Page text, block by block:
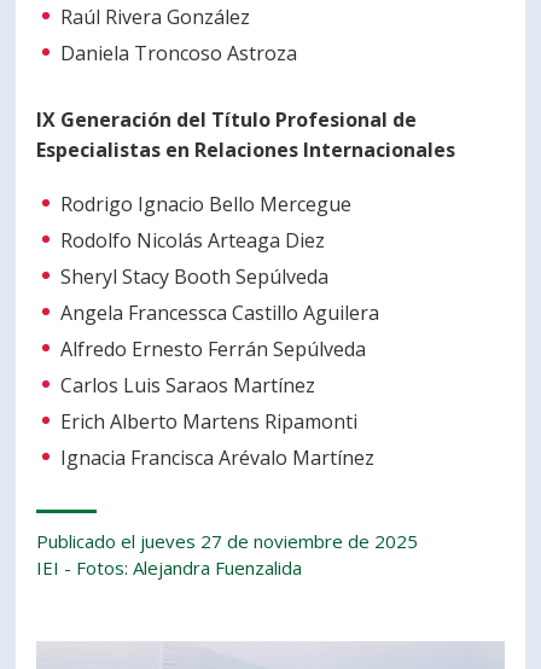
Raúl Rivera González
Daniela Troncoso Astroza
IX Generación del Título Profesional de
Especialistas en Relaciones Internacionales
Rodrigo Ignacio Bello Mercegue
Rodolfo Nicolás Arteaga Diez
Sheryl Stacy Booth Sepúlveda
Angela Francessca Castillo Aguilera
Alfredo Ernesto Ferrán Sepúlveda
Carlos Luis Saraos Martínez
Erich Alberto Martens Ripamonti
Ignacia Francisca Arévalo Martínez
Publicado el jueves 27 de noviembre de 2025
IEI - Fotos: Alejandra Fuenzalida